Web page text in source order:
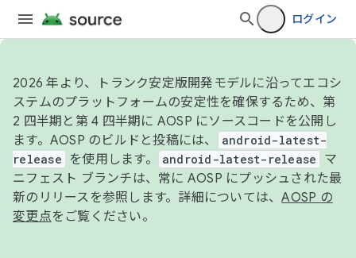
ログイン
2026 年より、トランク安定版開発モデルに沿ってエコシ
ステムのプラットフォームの安定性を確保するため、第
2 四半期と第 4 四半期に AOSP にソースコードを公開し
ます。AOSP のビルドと投稿には、
android-latest-
release
を使用します。 android-latest-release
マ
ニフェスト ブランチは、常に AOSP にプッシュされた最
新のリリースを参照します。詳細については、AOSP の
変更点をご覧ください。